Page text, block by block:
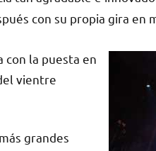
con su propia gira en
con la puesta en
vientre
grandes